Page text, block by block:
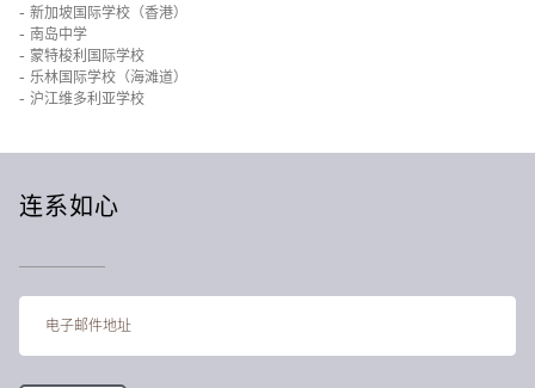
- 新加坡国际学校（香港）
- 南岛中学
- 蒙特梭利国际学校
- 乐林国际学校（海滩道）
- 沪江维多利亚学校
连系如心